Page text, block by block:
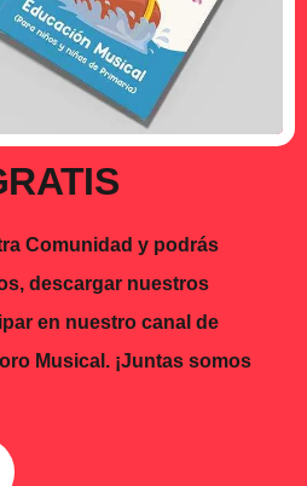
Comunidad y podrás
descargar nuestros
en nuestro canal de
Musical. ¡Juntas somos